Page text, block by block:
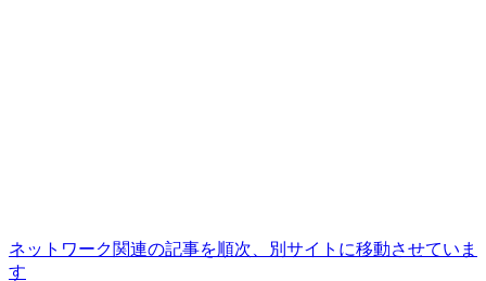
ネットワーク関連の記事を順次、別サイトに移動させていま
す